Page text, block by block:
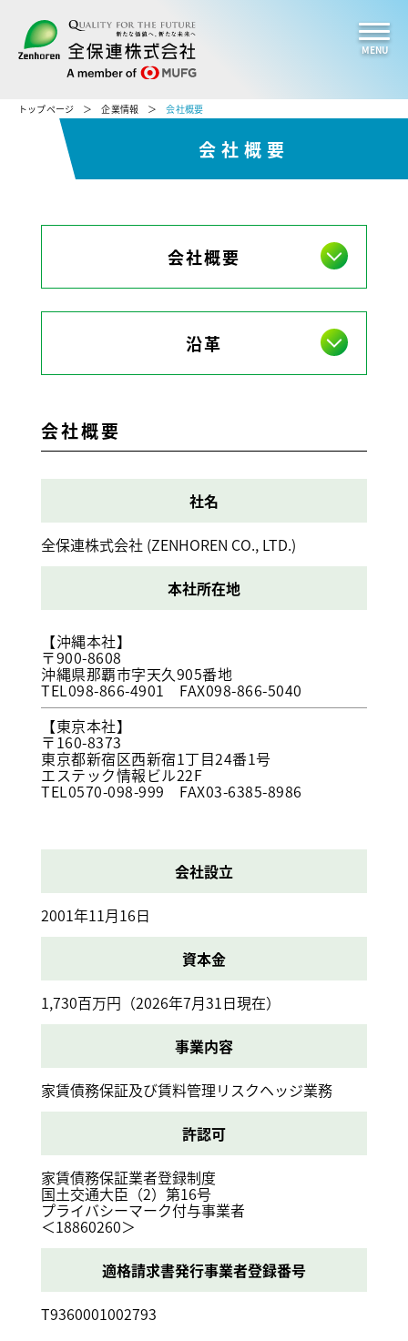
MENU
トップページ 企業情報 会社概要
会社概要
会社概要
沿革
会社概要
社名
全保連株式会社 (ZENHOREN CO., LTD.)
本社所在地
【沖縄本社】
〒900-8608
沖縄県那覇市字天久905番地
TEL098-866-4901 FAX098-866-5040
【東京本社】
〒160-8373
東京都新宿区西新宿1丁目24番1号
エステック情報ビル22F
TEL0570-098-999 FAX03-6385-8986
会社設立
2001年11月16日
資本金
1,730百万円（2026年7月31日現在）
事業内容
家賃債務保証及び賃料管理リスクヘッジ業務
許認可
家賃債務保証業者登録制度
国土交通大臣（2）第16号
プライバシーマーク付与事業者
＜18860260＞
適格請求書発行事業者登録番号
T9360001002793